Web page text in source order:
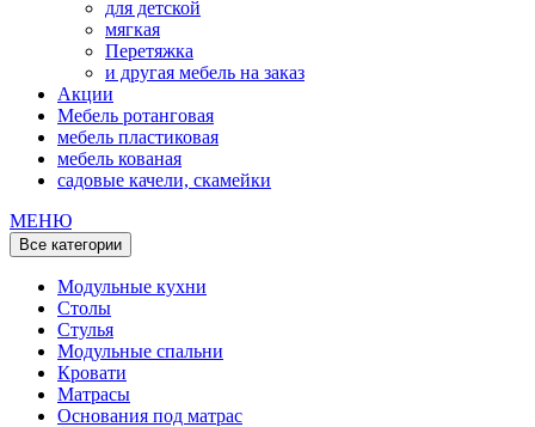
для детской
мягкая
Перетяжка
и другая мебель на заказ
Акции
Мебель ротанговая
мебель пластиковая
мебель кованая
садовые качели, скамейки
МЕНЮ
Все категории
Модульные кухни
Столы
Стулья
Модульные спальни
Кровати
Матрасы
Основания под матрас